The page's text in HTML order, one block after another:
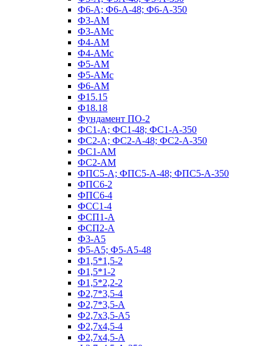
Ф6-А; Ф6-А-48; Ф6-А-350
Ф3-АМ
Ф3-АМс
Ф4-АМ
Ф4-АМс
Ф5-АМ
Ф5-АМс
Ф6-АМ
Ф15.15
Ф18.18
Фундамент ПО‑2
ФС1-А; ФС1-48; ФС1-А-350
ФС2-А; ФС2-А-48; ФС2-А-350
ФС1-АМ
ФС2-АМ
ФПС5-А; ФПС5-А-48; ФПС5-А-350
ФПС6-2
ФПС6-4
ФСС1-4
ФСП1-А
ФСП2-А
Ф3-А5
Ф5-А5; Ф5-А5-48
Ф1,5*1,5-2
Ф1,5*1-2
Ф1,5*2,2-2
Ф2,7*3,5-4
Ф2,7*3,5-А
Ф2,7х3,5-А5
Ф2,7х4,5-4
Ф2,7х4,5-А